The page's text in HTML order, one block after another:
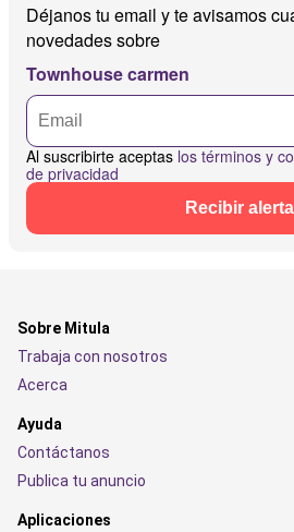
Déjanos tu email y te avisamos
novedades sobre
Townhouse carmen
Al suscribirte aceptas los términos y
de privacidad
Recibir
Sobre Mitula
Trabaja con nosotros
Acerca
Ayuda
Contáctanos
Publica tu anuncio
Aplicaciones